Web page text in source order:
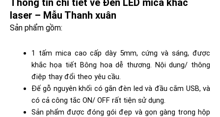
Thông tin chi tiết về Đèn LED mica khắc
laser – Mẫu Thanh xuân
Sản phẩm gồm:
1 tấm mica cao cấp dày 5mm, cứng và sáng, được
khắc họa tiết Bông hoa dễ thương. Nội dung/ thông
điệp thay đổi theo yêu cầu.
Đế gỗ nguyên khối có gắn đèn led và đầu cắm USB, và
có cả công tắc ON/ OFF rất tiện sử dụng.
Sản phẩm được đóng gói đẹp và gọn gàng trong hộp